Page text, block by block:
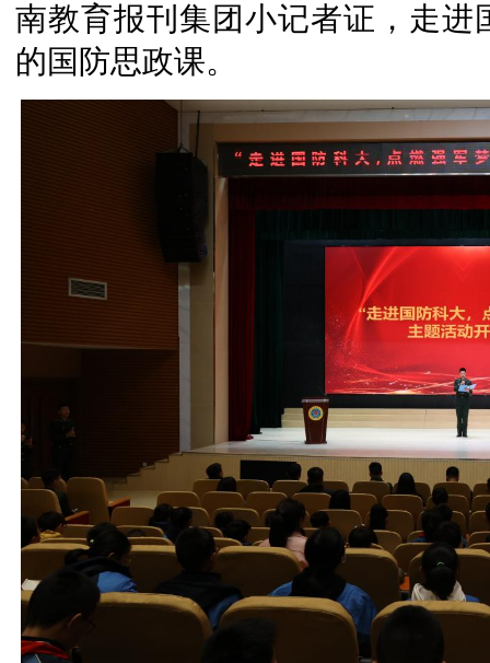
南教育报刊集团小记者证，走
的国防思政课。